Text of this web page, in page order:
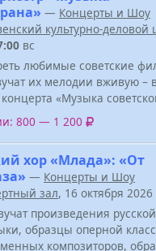
— Концерты и Шоу
культурно-деловой
вс
любимые советские
их мелодии вживую –
«Музыка
800 — 1 200
хор «Млада»: «От
— Концерты и Шоу
зал, 16 октября 2026
произведения
образцы оперной
композиторов,